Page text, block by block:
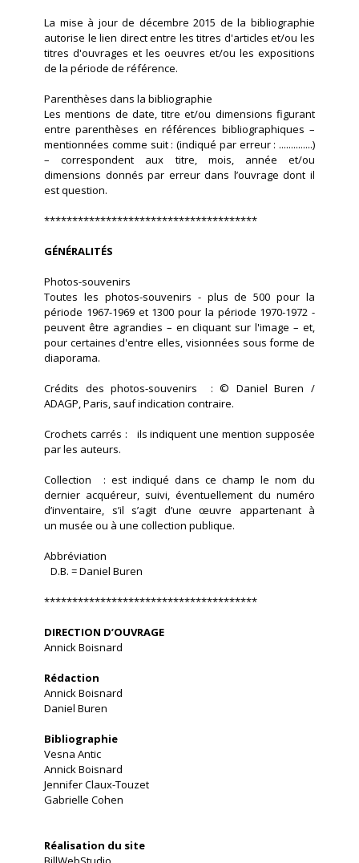
La mise à jour de décembre 2015 de la bibliographie
autorise le lien direct entre les titres d'articles et/ou les
titres d'ouvrages et les oeuvres et/ou les expositions
de la période de référence.
Parenthèses dans la bibliographie
Les mentions de date, titre et/ou dimensions figurant
entre parenthèses en références bibliographiques –
mentionnées comme suit : (indiqué par erreur : ..............)
– correspondent aux titre, mois, année et/ou
dimensions donnés par erreur dans l’ouvrage dont il
est question.
**************************************
GÉNÉRALITÉS
Photos-souvenirs
Toutes les photos-souvenirs - plus de 500 pour la
période 1967-1969 et 1300 pour la période 1970-1972 -
peuvent être agrandies – en cliquant sur l'image – et,
pour certaines d'entre elles, visionnées sous forme de
diaporama.
Crédits des photos-souvenirs : © Daniel Buren /
ADAGP, Paris, sauf indication contraire.
Crochets carrés : ils indiquent une mention supposée
par les auteurs.
Collection : est indiqué dans ce champ le nom du
dernier acquéreur, suivi, éventuellement du numéro
d’inventaire, s’il s’agit d’une œuvre appartenant à
un musée ou à une collection publique.
Abbréviation
D.B. = Daniel Buren
**************************************
DIRECTION D’OUVRAGE
Annick Boisnard
Rédaction
Annick Boisnard
Daniel Buren
Bibliographie
Vesna Antic
Annick Boisnard
Jennifer Claux-Touzet
Gabrielle Cohen
Réalisation du site